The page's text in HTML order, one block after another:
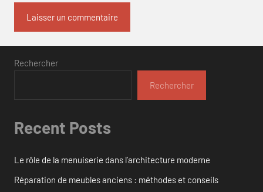
Rechercher
Rechercher
Recent Posts
Le rôle de la menuiserie dans l’architecture moderne
Réparation de meubles anciens : méthodes et conseils